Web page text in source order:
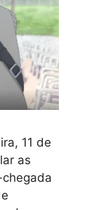
11 de
as